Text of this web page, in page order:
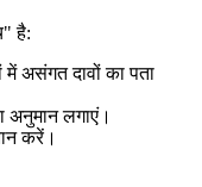
है:
असंगत दावों का पता
लगाएं।
करें।